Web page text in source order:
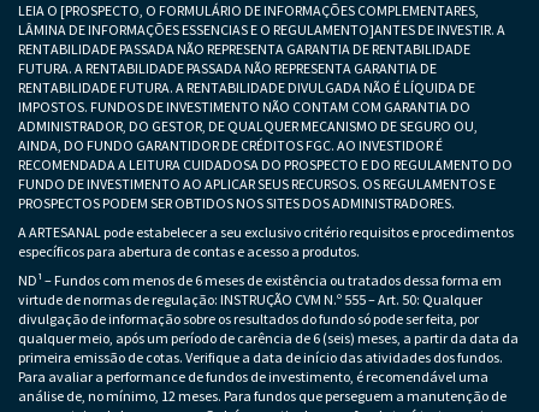
LEIA O [PROSPECTO, O FORMULÁRIO DE INFORMAÇÕES COMPLEMENTARES,
LÂMINA DE INFORMAÇÕES ESSENCIAS E O REGULAMENTO]ANTES DE INVESTIR. A
RENTABILIDADE PASSADA NÃO REPRESENTA GARANTIA DE RENTABILIDADE
FUTURA. A RENTABILIDADE PASSADA NÃO REPRESENTA GARANTIA DE
RENTABILIDADE FUTURA. A RENTABILIDADE DIVULGADA NÃO É LÍQUIDA DE
IMPOSTOS. FUNDOS DE INVESTIMENTO NÃO CONTAM COM GARANTIA DO
ADMINISTRADOR, DO GESTOR, DE QUALQUER MECANISMO DE SEGURO OU,
AINDA, DO FUNDO GARANTIDOR DE CRÉDITOS FGC. AO INVESTIDOR É
RECOMENDADA A LEITURA CUIDADOSA DO PROSPECTO E DO REGULAMENTO DO
FUNDO DE INVESTIMENTO AO APLICAR SEUS RECURSOS. OS REGULAMENTOS E
PROSPECTOS PODEM SER OBTIDOS NOS SITES DOS ADMINISTRADORES.
A ARTESANAL pode estabelecer a seu exclusivo critério requisitos e procedimentos
específicos para abertura de contas e acesso a produtos.
ND¹ – Fundos com menos de 6 meses de existência ou tratados dessa forma em
virtude de normas de regulação: INSTRUÇÃO CVM N.º 555 – Art. 50: Qualquer
divulgação de informação sobre os resultados do fundo só pode ser feita, por
qualquer meio, após um período de carência de 6 (seis) meses, a partir da data da
primeira emissão de cotas. Verifique a data de início das atividades dos fundos.
Para avaliar a performance de fundos de investimento, é recomendável uma
análise de, no mínimo, 12 meses. Para fundos que perseguem a manutenção de